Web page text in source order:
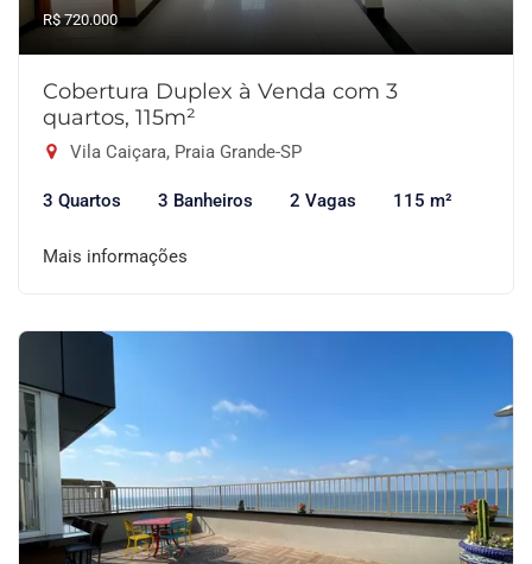
R$ 720.000
Cobertura Duplex à Venda com 3
quartos, 115m²
Vila Caiçara, Praia Grande-SP
3 Quartos 3 Banheiros 2 Vagas 115 m²
Mais informações